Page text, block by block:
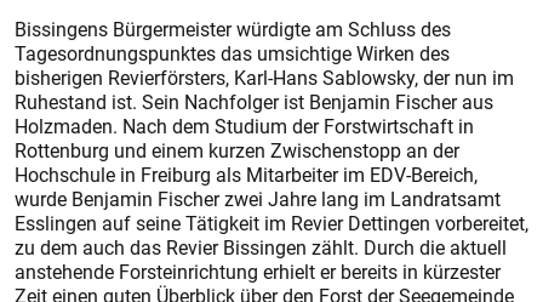
Bissingens Bürgermeister würdigte am Schluss des
Tagesordnungspunktes das umsichtige Wirken des
bisherigen Revierförsters, Karl-Hans Sablowsky, der nun im
Ruhestand ist. Sein Nachfolger ist Benjamin Fischer aus
Holzmaden. Nach dem Studium der Forstwirtschaft in
Rottenburg und einem kurzen Zwischenstopp an der
Hochschule in Freiburg als Mitarbeiter im EDV-Bereich,
wurde Benjamin Fischer zwei Jahre lang im Landratsamt
Esslingen auf seine Tätigkeit im Revier Dettingen vorbereitet,
zu dem auch das Revier Bissingen zählt. Durch die aktuell
anstehende Forsteinrichtung erhielt er bereits in kürzester
Zeit einen guten Überblick über den Forst der Seegemeinde